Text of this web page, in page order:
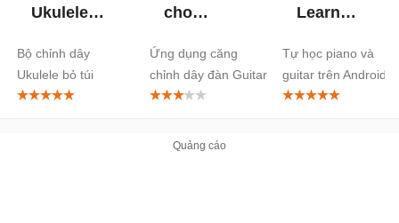
Ukulele
Android
Bộ chỉnh dây
Ukulele bỏ túi
cho
Ứng dụng căng
chỉnh dây đàn Guitar
cực chuẩn
Learn
Guitar cho
Android
Tự học piano và
guitar trên Android